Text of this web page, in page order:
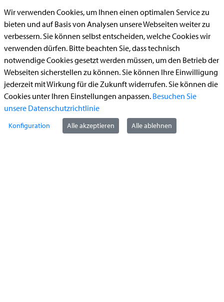
Anhörung online
Aufenthaltserlaubnis
Bauantrag
Begleitetes Fahren ab 17 (Erstantrag)
Führerschein (Umtausch)
Reiterplakette (Verlängerungsantrag online)
Ummeldung zugelassenes Fahrzeug
Wir verwenden Cookies, um Ihnen einen optimalen Service zu
bieten und auf Basis von Analysen unsere Webseiten weiter zu
verbessern. Sie können selbst entscheiden, welche Cookies wir
verwenden dürfen. Bitte beachten Sie, dass technisch
notwendige Cookies gesetzt werden müssen, um den Betrieb der
Webseiten sicherstellen zu können. Sie können Ihre Einwilligung
jederzeit mit Wirkung für die Zukunft widerrufen. Sie können die
Cookies unter Ihren Einstellungen anpassen. Besuchen Sie
unsere Datenschutzrichtlinie
Konfiguration Alle akzeptieren Alle ablehnen